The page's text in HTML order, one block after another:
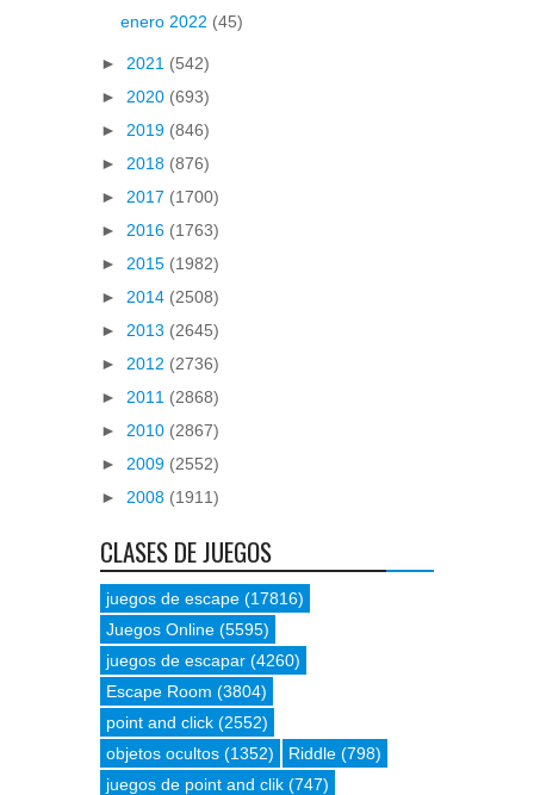
enero 2022 (45)
► 2021 (542)
► 2020 (693)
► 2019 (846)
► 2018 (876)
► 2017 (1700)
► 2016 (1763)
► 2015 (1982)
► 2014 (2508)
► 2013 (2645)
► 2012 (2736)
► 2011 (2868)
► 2010 (2867)
► 2009 (2552)
► 2008 (1911)
CLASES DE JUEGOS
juegos de escape (17816)
Juegos Online (5595)
juegos de escapar (4260)
Escape Room (3804)
point and click (2552)
objetos ocultos (1352) Riddle (798)
juegos de point and clik (747)